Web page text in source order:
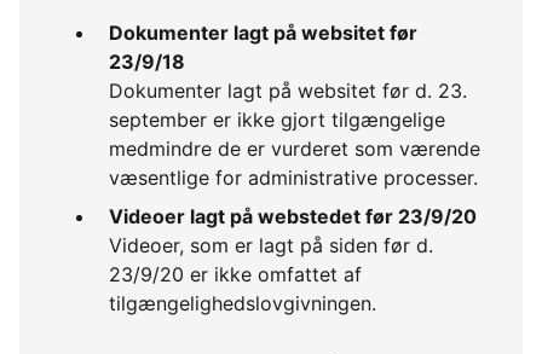
Dokumenter lagt på websitet før
23/9/18
Dokumenter lagt på websitet før d. 23.
september er ikke gjort tilgængelige
medmindre de er vurderet som værende
væsentlige for administrative processer.
Videoer lagt på webstedet før 23/9/20
Videoer, som er lagt på siden før d.
23/9/20 er ikke omfattet af
tilgængelighedslovgivningen.